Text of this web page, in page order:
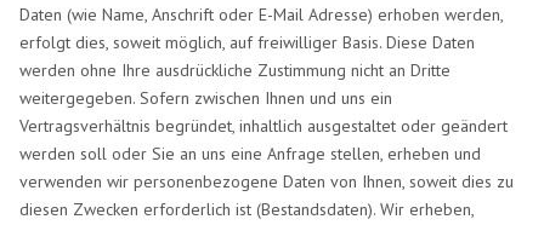
Daten (wie Name, Anschrift oder E-Mail Adresse) erhoben werden,
erfolgt dies, soweit möglich, auf freiwilliger Basis. Diese Daten
werden ohne Ihre ausdrückliche Zustimmung nicht an Dritte
weitergegeben. Sofern zwischen Ihnen und uns ein
Vertragsverhältnis begründet, inhaltlich ausgestaltet oder geändert
werden soll oder Sie an uns eine Anfrage stellen, erheben und
verwenden wir personenbezogene Daten von Ihnen, soweit dies zu
diesen Zwecken erforderlich ist (Bestandsdaten). Wir erheben,